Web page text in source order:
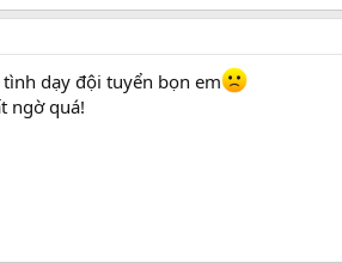
dạy đội tuyển bọn em
ngờ quá!